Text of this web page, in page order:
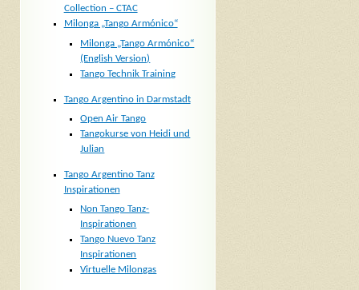
Collection – CTAC
Milonga „Tango Armónico“
Milonga „Tango Armónico“
(English Version)
Tango Technik Training
Tango Argentino in Darmstadt
Open Air Tango
Tangokurse von Heidi und
Julian
Tango Argentino Tanz
Inspirationen
Non Tango Tanz-
Inspirationen
Tango Nuevo Tanz
Inspirationen
Virtuelle Milongas